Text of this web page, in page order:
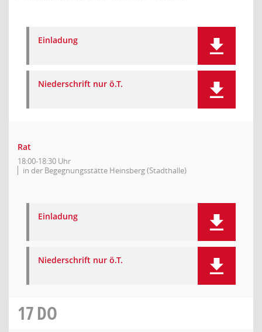
Einladung
Niederschrift nur ö.T.
Rat
18:00-18:30 Uhr
in der Begegnungsstätte Heinsberg (Stadthalle)
Einladung
Niederschrift nur ö.T.
17DO